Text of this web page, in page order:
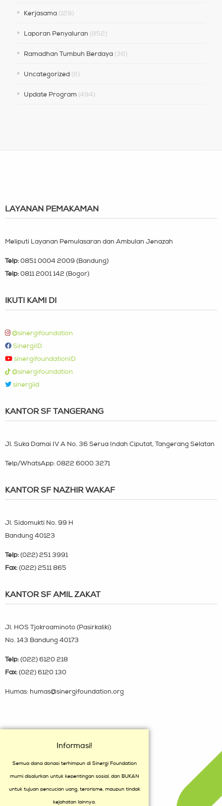
Kerjasama(129)
Laporan Penyaluran (852)
Ramadhan Tumbuh Berdaya(36)
Uncategorized(6)
Update Program (494)
LAYANAN PEMAKAMAN
Meliputi Layanan Pemulasaran dan Ambulan Jenazah
Telp: 0851 0004 2009 (Bandung)
Telp: 0811 2001 142 (Bogor)
IKUTI KAMI DI
@sinergifoundation
SinergiID
sinergifoundationID
@sinergifoundation
sinergiid
KANTOR SF TANGERANG
Jl. Suka Damai IV A No. 36 Serua Indah Ciputat, Tangerang Selatan
Telp/WhatsApp: 0822 6000 3271
KANTOR SF NAZHIR WAKAF
Jl. Sidomukti No. 99 H
Bandung 40123
Telp: (022) 251 3991
Fax: (022) 2511 865
KANTOR SF AMIL ZAKAT
Jl. HOS Tjokroaminoto (Pasirkaliki)
No. 143 Bandung 40173
Telp: (022) 6120 218
Fax: (022) 6120 130
Humas: humas@sinergifoundation.org
Informasi!
Semua dana donasi terhimpun di Sinergi Foundation
murni disalurkan untuk kepentingan sosial, dan BUKAN
untuk tujuan pencucian uang, terorisme, maupun tindak
kejahatan lainnya.